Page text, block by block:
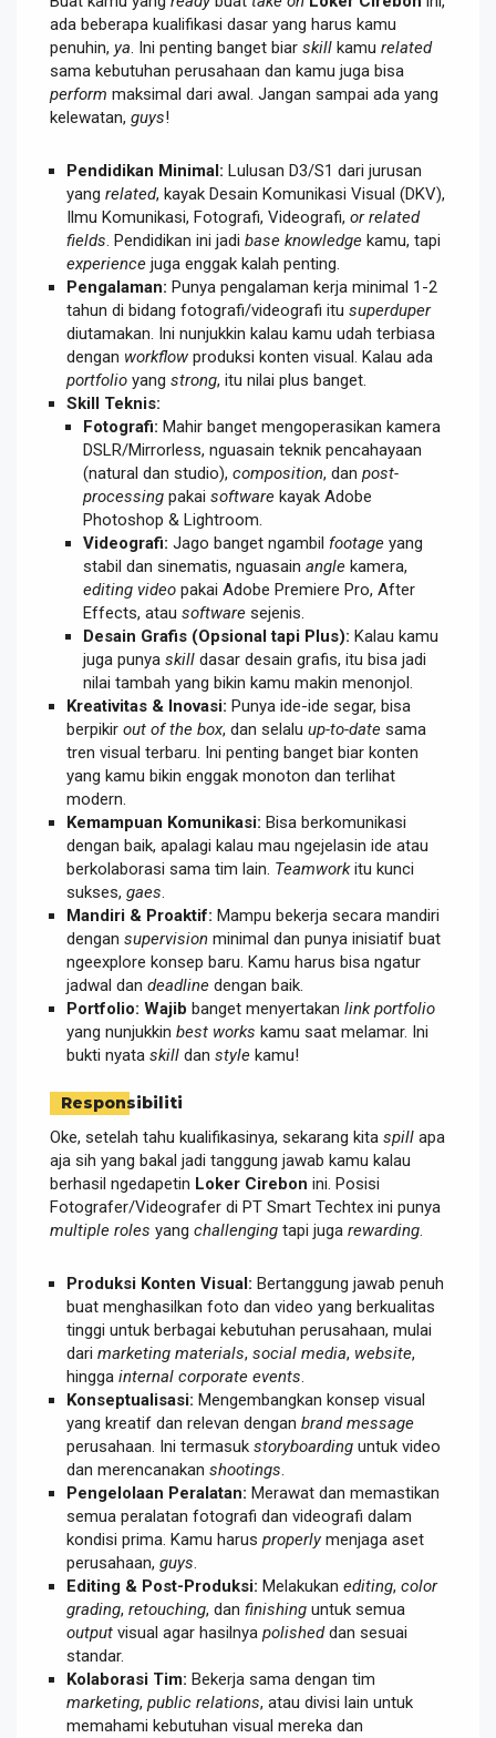
ada beberapa kualifikasi dasar yang harus kamu
penuhin, ya . Ini penting banget biar skill kamu related
sama kebutuhan perusahaan dan kamu juga bisa
perform maksimal dari awal. Jangan sampai ada yang
kelewatan, guys!
Pendidikan Minimal: Lulusan D3/S1 dari jurusan
yang related, kayak Desain Komunikasi Visual (DKV),
Ilmu Komunikasi, Fotografi, Videografi, or related
fields . Pendidikan ini jadi base knowledge kamu, tapi
experience juga enggak kalah penting.
Pengalaman: Punya pengalaman kerja minimal 1-2
tahun di bidang fotografi/videografi itu superduper
diutamakan. Ini nunjukkin kalau kamu udah terbiasa
dengan workflow produksi konten visual. Kalau ada
portfolio yang strong, itu nilai plus banget.
Skill Teknis:
Fotografi: Mahir banget mengoperasikan kamera
DSLR/Mirrorless, nguasain teknik pencahayaan
(natural dan studio), composition, dan post-
processing pakai software kayak Adobe
Photoshop & Lightroom.
Videografi: Jago banget ngambil footage yang
stabil dan sinematis, nguasain angle kamera,
editing video pakai Adobe Premiere Pro, After
Effects, atau software sejenis.
Desain Grafis (Opsional tapi Plus): Kalau kamu
juga punya skill dasar desain grafis, itu bisa jadi
nilai tambah yang bikin kamu makin menonjol.
Kreativitas & Inovasi: Punya ide-ide segar, bisa
berpikir out of the box, dan selalu up-to-date sama
tren visual terbaru. Ini penting banget biar konten
yang kamu bikin enggak monoton dan terlihat
modern.
Kemampuan Komunikasi: Bisa berkomunikasi
dengan baik, apalagi kalau mau ngejelasin ide atau
berkolaborasi sama tim lain. Teamworkitu kunci
sukses, gaes
Mandiri & Proaktif: Mampu bekerja secara mandiri
dengan supervision minimal dan punya inisiatif buat
ngeexplore konsep baru. Kamu harus bisa ngatur
jadwal dan deadline dengan baik.
Portfolio: Wajib banget menyertakan link portfolio
yang nunjukkin best works kamu saat melamar. Ini
bukti nyata skill dan style kamu!
Responsibiliti
Oke, setelah tahu kualifikasinya, sekarang kita spill apa
aja sih yang bakal jadi tanggung jawab kamu kalau
berhasil ngedapetin Loker Cirebon ini. Posisi
Fotografer/Videografer di PT Smart Techtex ini punya
multiple roles yang challenging tapi juga rewarding.
Produksi Konten Visual: Bertanggung jawab penuh
buat menghasilkan foto dan video yang berkualitas
tinggi untuk berbagai kebutuhan perusahaan, mulai
dari marketing materials, social media, website,
hingga internal corporate events.
Konseptualisasi: Mengembangkan konsep visual
yang kreatif dan relevan dengan brand message
perusahaan. Ini termasuk storyboarding untuk video
dan merencanakan shootings.
Pengelolaan Peralatan: Merawat dan memastikan
semua peralatan fotografi dan videografi dalam
kondisi prima. Kamu harus properlymenjaga aset
perusahaan, guys.
Editing & Post-Produksi: Melakukan editing, color
grading, retouching, dan finishing untuk semua
output visual agar hasilnya polisheddan sesuai
standar.
Kolaborasi Tim: Bekerja sama dengan tim
marketing, public relations, atau divisi lain untuk
memahami kebutuhan visual mereka dan